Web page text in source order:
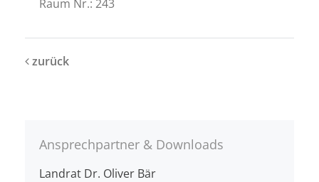
Raum Nr.: 243
zurück
Ansprechpartner & Downloads
Landrat Dr. Oliver Bär